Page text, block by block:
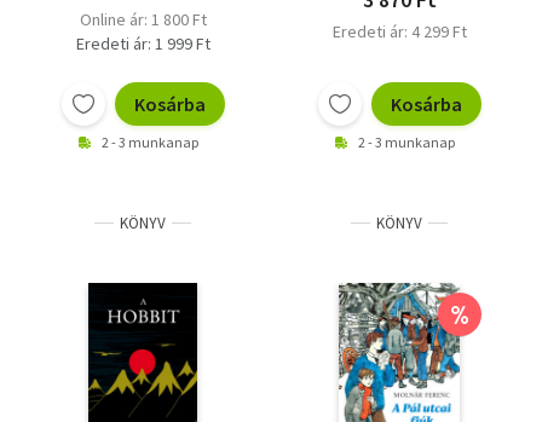
Online ár: 1 800 Ft
Eredeti ár: 1 999 Ft
Kosárba
2 - 3 munkanap
Eredeti ár: 4 299 Ft
Kosárba
2 - 3 munkanap
KÖNYV KÖNYV
%